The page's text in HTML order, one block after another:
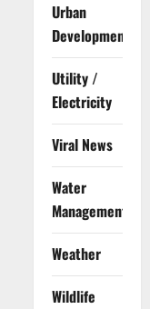
Urban
Development
Utility /
Electricity
Viral News
Water
Management
Weather
Wildlife